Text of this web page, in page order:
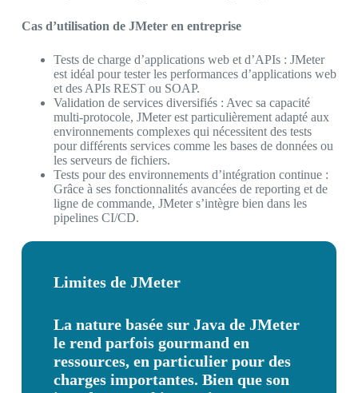
Cas d’utilisation de JMeter en entreprise
Tests de charge d’applications web et d’APIs : JMeter
est idéal pour tester les performances d’applications web
et des APIs REST ou SOAP.
Validation de services diversifiés : Avec sa capacité
multi-protocole, JMeter est particulièrement adapté aux
environnements complexes qui nécessitent des tests
pour différents services comme les bases de données ou
les serveurs de fichiers.
Tests pour des environnements d’intégration continue :
Grâce à ses fonctionnalités avancées de reporting et de
ligne de commande, JMeter s’intègre bien dans les
pipelines CI/CD.
Limites de JMeter
La nature basée sur Java de JMeter
le rend parfois gourmand en
ressources, en particulier pour des
charges importantes. Bien que son